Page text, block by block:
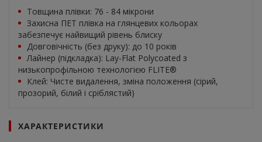
Товщина плівки: 76 - 84 мікрони
Захисна ПЕТ плівка на глянцевих кольорах
забезпечує найвищий рівень блиску
Довговічність (без друку): до 10 років
Лайнер (підкладка): Lay-Flat Polycoated з
низькопрофільною технологією FLITE®
Клей: Чисте видалення, зміна положення (сірий,
прозорий, білий і сріблястий)
ХАРАКТЕРИСТИКИ